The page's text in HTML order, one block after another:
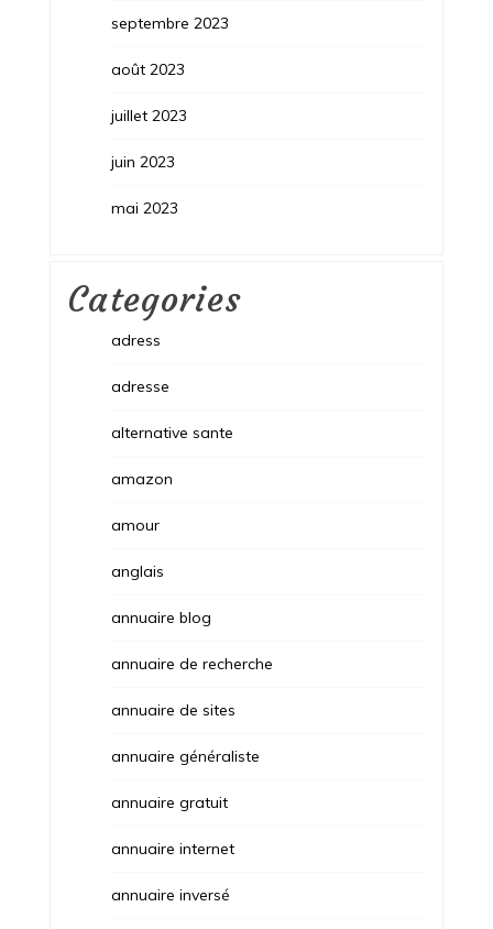
septembre 2023
août 2023
juillet 2023
juin 2023
mai 2023
Categories
adress
adresse
alternative sante
amazon
amour
anglais
annuaire blog
annuaire de recherche
annuaire de sites
annuaire généraliste
annuaire gratuit
annuaire internet
annuaire inversé